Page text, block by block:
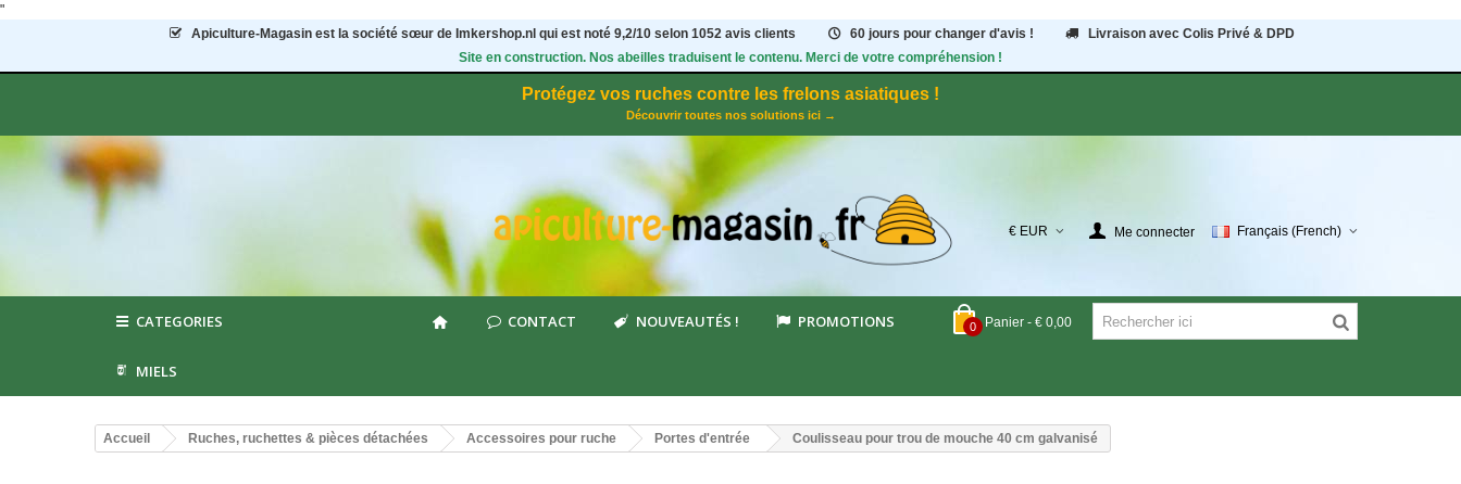
"
Apiculture-Magasin est la société sœur de Imkershop.nl qui est noté 9,2/10 selon 1052avis clients 60 jours pour changer d'avis !
Livraison avec Colis Privé & DPD
Site en construction. Nos abeilles traduisent le contenu. Merci de votre compréhension !
Protégez vos ruches contre les frelons asiatiques !
Découvrir toutes nos solutions ici →
€ EUR Me connecter Français (French)
0 Panier - € 0,00
CATEGORIES CONTACT NOUVEAUTÉS ! PROMOTIONS
MIELS
Accueil Ruches, ruchettes & pièces détachées Accessoires pour ruche Portes d'entrée Coulisseau pour trou de mouche 40 cm galvanisé